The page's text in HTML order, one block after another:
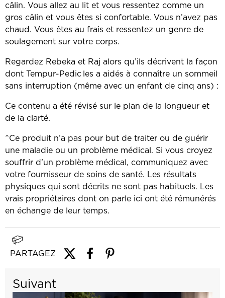
câlin. Vous allez au lit et vous ressentez comme un
gros câlin et vous êtes si confortable. Vous n’avez pas
chaud. Vous êtes au frais et ressentez un genre de
soulagement sur votre corps.
Regardez Rebeka et Raj alors qu’ils décrivent la façon
dont Tempur-Pedic les a aidés à connaître un sommeil
sans interruption (même avec un enfant de cinq ans) :
Ce contenu a été révisé sur le plan de la longueur et
de la clarté.
^Ce produit n’a pas pour but de traiter ou de guérir
une maladie ou un problème médical. Si vous croyez
souffrir d’un problème médical, communiquez avec
votre fournisseur de soins de santé. Les résultats
physiques qui sont décrits ne sont pas habituels. Les
vrais propriétaires dont on parle ici ont été rémunérés
en échange de leur temps.
PARTAGEZ
Suivant